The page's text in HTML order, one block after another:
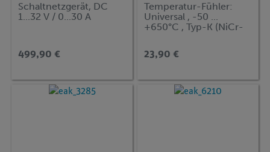
Schaltnetzgerät, DC
1...32 V / 0...30 A
499,90 €
Temperatur-Fühler:
Universal , -50 ...
+650°C , Typ-K (NiCr-
23,90 €